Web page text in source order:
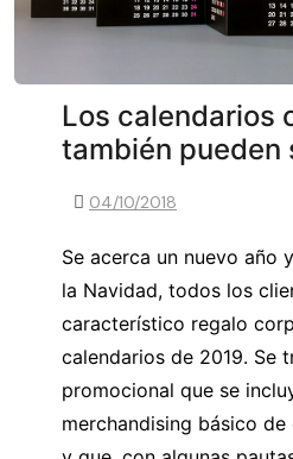
Los calendarios
también pueden
04/10/2018
Se acerca un nuevo año
la Navidad, todos los
característico regalo
calendarios de 2019. Se
promocional que se
merchandising básico de